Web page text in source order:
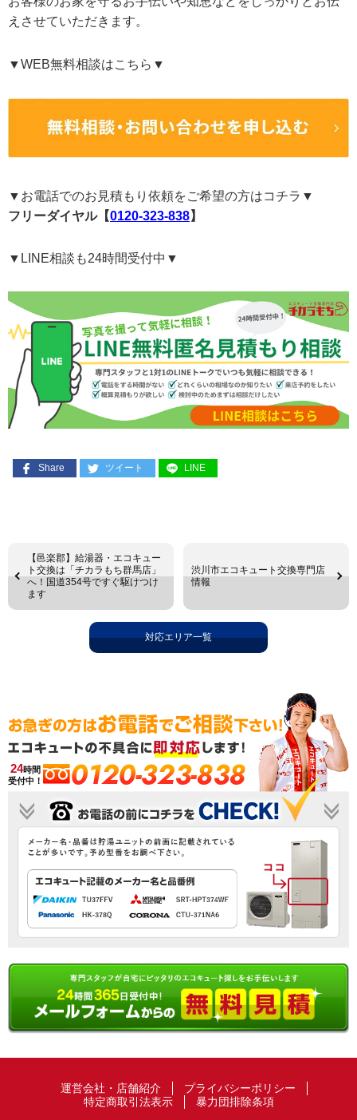
えさせていただきます。
▼WEB無料相談はこちら▼
▼お電話でのお見積もり依頼をご希望の方はコチラ▼
フリーダイヤル【0120-323-838】
▼LINE相談も24時間受付中▼
Share ツイート LINE
【邑楽郡】給湯器・エコキュー
ト交換は「チカラもち群馬店」
へ！国道354号ですぐ駆けつけ
ます
渋川市エコキュート交換専門店
情報
対応エリア一覧
24時間
受付中！
0120-323-838
運営会社・店舗紹介
プライバシーポリシー
特定商取引法表示
暴力団排除条項